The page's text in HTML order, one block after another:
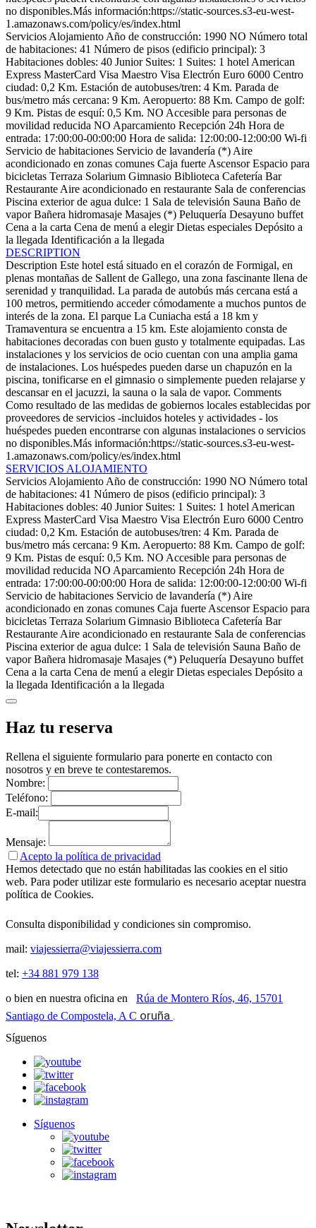
no disponibles.Más información:https://static-sources.s3-eu-west-
1.amazonaws.com/policy/es/index.html
Servicios Alojamiento Año de construcción: 1990 NO Número total
de habitaciones: 41 Número de pisos (edificio principal): 3
Habitaciones dobles: 40 Junior Suites: 1 Suites: 1 hotel American
Express MasterCard Visa Maestro Visa Electrón Euro 6000 Centro
ciudad: 0,2 Km. Estación de autobuses/tren: 4 Km. Parada de
bus/metro más cercana: 9 Km. Aeropuerto: 88 Km. Campo de golf:
9 Km. Pistas de esquí: 0,5 Km. NO Accesible para personas de
movilidad reducida NO Aparcamiento Recepción 24h Hora de
entrada: 17:00:00-00:00:00 Hora de salida: 12:00:00-12:00:00 Wi-fi
Servicio de habitaciones Servicio de lavandería (*) Aire
acondicionado en zonas comunes Caja fuerte Ascensor Espacio para
bicicletas Terraza Solarium Gimnasio Biblioteca Cafetería Bar
Restaurante Aire acondicionado en restaurante Sala de conferencias
Piscina exterior de agua dulce: 1 Sala de televisión Sauna Baño de
vapor Bañera hidromasaje Masajes (*) Peluquería Desayuno buffet
Cena a la carta Cena de menú a elegir Dietas especiales Depósito a
la llegada Identificación a la llegada
DESCRIPTION
Description Este hotel está situado en el corazón de Formigal, en
plenas montañas de Sallent de Gallego, una zona fascinante llena de
serenidad y tranquilidad. La parada de autobús más cercana está a
100 metros, permitiendo acceder cómodamente a muchos puntos de
interés de la zona. El parque La Cuniacha está a 18 km y
Tramaventura se encuentra a 15 km. Este alojamiento consta de
habitaciones decoradas con buen gusto y totalmente equipadas. Las
instalaciones y los servicios de ocio cuentan con una amplia gama
de instalaciones. Los huéspedes pueden darse un chapuzón en la
piscina, tonificarse en el gimnasio o simplemente pueden relajarse y
descansar en el jacuzzi, la sauna o la sala de vapor. Comments
Como resultado de las medidas de gobiernos locales establecidas por
proveedores de servicios -incluidos hoteles y actividades - los
huéspedes pueden encontrarse con algunas instalaciones o servicios
no disponibles.Más información:https://static-sources.s3-eu-west-
1.amazonaws.com/policy/es/index.html
SERVICIOS ALOJAMIENTO
Servicios Alojamiento Año de construcción: 1990 NO Número total
de habitaciones: 41 Número de pisos (edificio principal): 3
Habitaciones dobles: 40 Junior Suites: 1 Suites: 1 hotel American
Express MasterCard Visa Maestro Visa Electrón Euro 6000 Centro
ciudad: 0,2 Km. Estación de autobuses/tren: 4 Km. Parada de
bus/metro más cercana: 9 Km. Aeropuerto: 88 Km. Campo de golf:
9 Km. Pistas de esquí: 0,5 Km. NO Accesible para personas de
movilidad reducida NO Aparcamiento Recepción 24h Hora de
entrada: 17:00:00-00:00:00 Hora de salida: 12:00:00-12:00:00 Wi-fi
Servicio de habitaciones Servicio de lavandería (*) Aire
acondicionado en zonas comunes Caja fuerte Ascensor Espacio para
bicicletas Terraza Solarium Gimnasio Biblioteca Cafetería Bar
Restaurante Aire acondicionado en restaurante Sala de conferencias
Piscina exterior de agua dulce: 1 Sala de televisión Sauna Baño de
vapor Bañera hidromasaje Masajes (*) Peluquería Desayuno buffet
Cena a la carta Cena de menú a elegir Dietas especiales Depósito a
la llegada Identificación a la llegada
Haz tu reserva
Rellena el siguiente formulario para ponerte en contacto con
nosotros y en breve te contestaremos.
Nombre:
Teléfono:
E-mail:
Mensaje:
Acepto la política de privacidad
Hemos detectado que no están habilitadas las cookies en el sitio
web. Para poder utilizar este formulario es necesario aceptar nuestra
política de Cookies.
Consulta disponibilidad y condiciones sin compromiso.
mail: viajessierra@viajessierra.com
tel: +34 881 979 138
o bien en nuestra oficina en
Rúa de Montero Ríos, 46, 15701
Santiago de Compostela, A C oruña .
Síguenos
Síguenos